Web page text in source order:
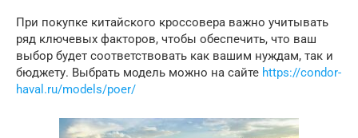
При покупке китайского кроссовера важно учитывать
ряд ключевых факторов, чтобы обеспечить, что ваш
выбор будет соответствовать как вашим нуждам, так и
бюджету. Выбрать модель можно на сайте https://condor-
haval.ru/models/poer/